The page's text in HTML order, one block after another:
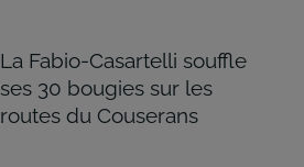
La Fabio-Casartelli souffle
ses 30 bougies sur les
routes du Couserans